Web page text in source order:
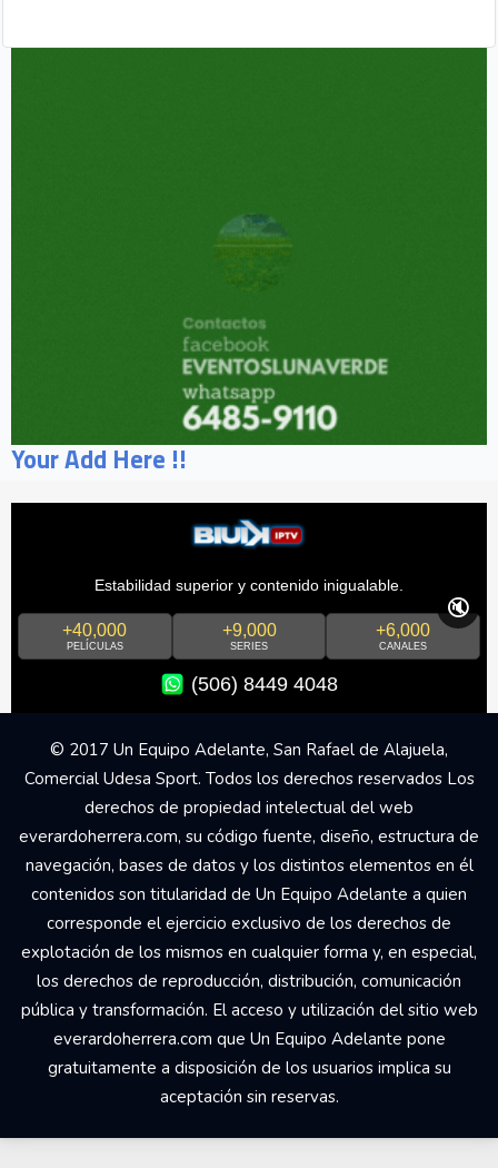
Your Add Here !!
Estabilidad superior y contenido inigualable.
+40,000
PELÍCULAS
+9,000
SERIES
+6,000
CANALES
(506) 8449 4048
🔇
© 2017 Un Equipo Adelante, San Rafael de Alajuela,
Comercial Udesa Sport. Todos los derechos reservados Los
derechos de propiedad intelectual del web
everardoherrera.com, su código fuente, diseño, estructura de
navegación, bases de datos y los distintos elementos en él
contenidos son titularidad de Un Equipo Adelante a quien
corresponde el ejercicio exclusivo de los derechos de
explotación de los mismos en cualquier forma y, en especial,
los derechos de reproducción, distribución, comunicación
pública y transformación. El acceso y utilización del sitio web
everardoherrera.com que Un Equipo Adelante pone
gratuitamente a disposición de los usuarios implica su
aceptación sin reservas.